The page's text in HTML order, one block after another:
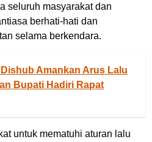
seluruh masyarakat dan
berhati-hati dan
selama berkendara.
Amankan Arus Lalu
Bupati Hadiri Rapat
untuk mematuhi aturan lalu